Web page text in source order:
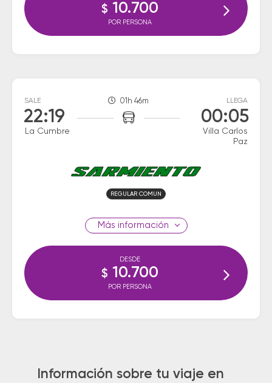
$ 10.700
POR PERSONA
SALE
22:19
La Cumbre
01h 46m LLEGA
00:05
Villa Carlos
Paz
REGULAR COMUN
información
DESDE
$ 10.700
POR PERSONA
Información sobre tu viaje en